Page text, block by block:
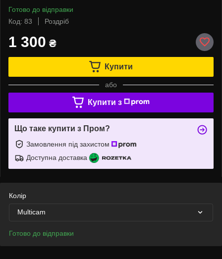
Готово до відправки
Код: 83
Роздріб
1 300 ₴
Купити
або
Купити з
Що таке купити з Пром?
Замовлення під захистом
Доступна доставка
Колір
Multicam
Готово до відправки